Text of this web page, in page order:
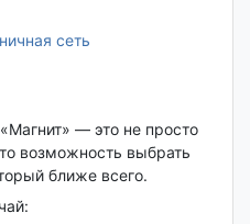
сеть
— это не просто
возможность выбрать
ближе всего.